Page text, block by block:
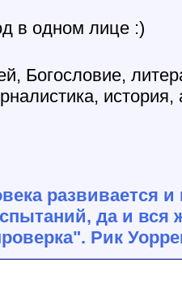
в одном лице :)
Богословие,
история,
развивается и
да и вся
Рик